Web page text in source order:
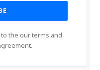
the our terms and